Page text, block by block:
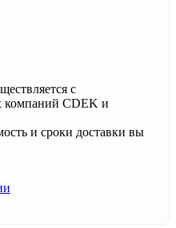
с
компаний CDEK и
и сроки доставки вы